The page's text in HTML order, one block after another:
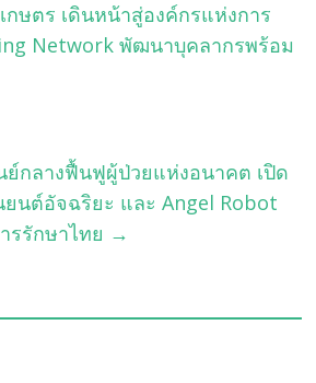
กษตร เดินหน้าสู่องค์กรแห่งการ
Network พัฒนาบุคลากรพร้อม
ย์กลางฟื้นฟูผู้ป่วยแห่งอนาคต เปิด
นต์อัจฉริยะ และ Angel Robot
รรักษาไทย →